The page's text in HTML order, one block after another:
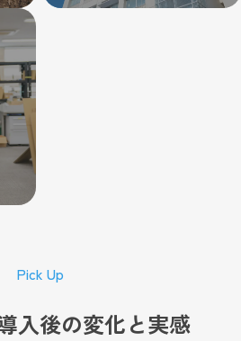
Pick Up
入後の変化と実感